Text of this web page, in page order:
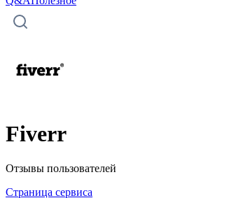
Fiverr
Отзывы пользователей
Страница сервиса